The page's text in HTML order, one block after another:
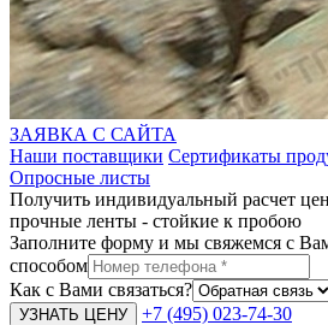
ЗАЯВКА С САЙТА
Наши поставщики Сертификаты
Опросные листы
Получить индивидуальный расчет
прочные ленты - стойкие к пробою
Заполните форму и мы свяжемся с
способом
Как с Вами связаться?
+7 (495) 023-74-30